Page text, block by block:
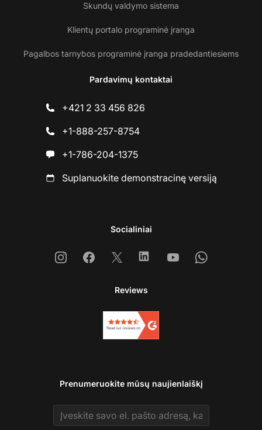
Skundų valdymo sistema
Klientų portalo programinė įranga
Pagalbos tarnybos programinė įranga pradedantiesiems
Pardavimų kontaktai
+421 2 33 456 826
+1-888-257-8754
+1-786-204-1375
Suplanuokite demonstracinę versiją
Socialiniai
InstagramFacebook
X LinkedinYoutubeWhatsapp
Reviews
Prenumeruokite mūsų naujienlaiškį
Email address